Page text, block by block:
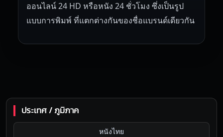
ออนไลน์ 24 HD หรือหนัง 24 ชั่วโมง ซึ่งเป็นรูป
แบบการพิมพ์ ที่แตกต่างกันของชื่อแบรนด์เดียวกัน
ประเทศ / ภูมิภาค
หนังไทย